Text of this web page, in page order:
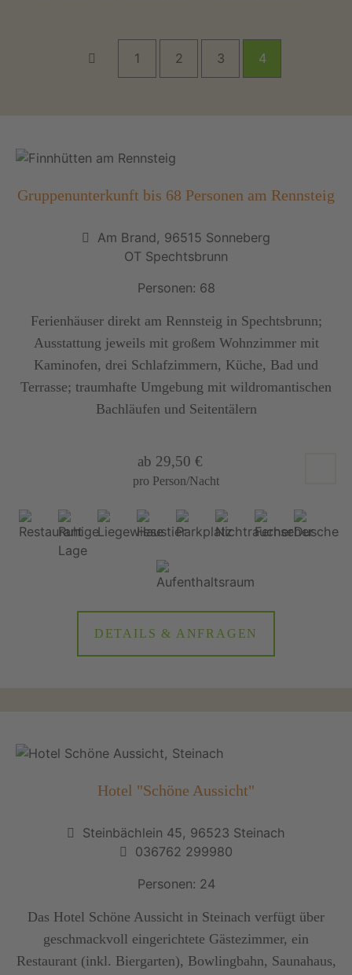
1 2 3 4
Gruppenunterkunft bis 68 Personen am Rennsteig
Am Brand, 96515 Sonneberg
OT Spechtsbrunn
Personen: 68
Ferienhäuser direkt am Rennsteig in Spechtsbrunn;
Ausstattung jeweils mit großem Wohnzimmer mit
Kaminofen, drei Schlafzimmern, Küche, Bad und
Terrasse; traumhafte Umgebung mit wildromantischen
Bachläufen und Seitentälern
ab 29,50 €
pro Person/Nacht
DETAILS & ANFRAGEN
Hotel "Schöne Aussicht"
Steinbächlein 45, 96523 Steinach
036762 299980
Personen: 24
Das Hotel Schöne Aussicht in Steinach verfügt über
geschmackvoll eingerichtete Gästezimmer, ein
Restaurant (inkl. Biergarten), Bowlingbahn, Saunahaus,